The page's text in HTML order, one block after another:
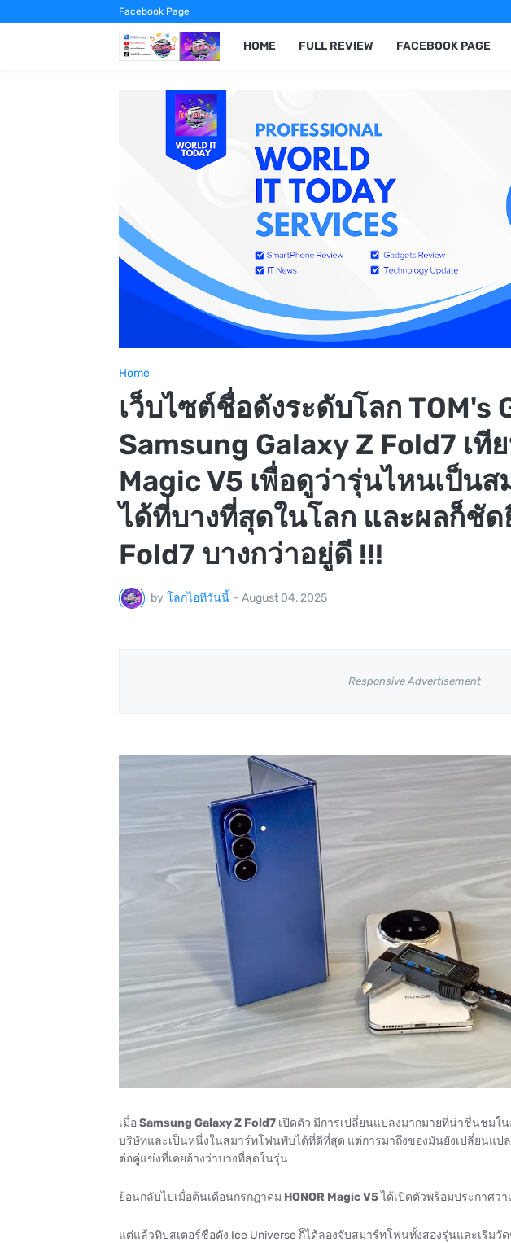
Facebook Page
HOME FULL REVIEW FACEBOOK PAGE
Home
เว็บไซต์ชื่อดังระดับโลก TOM's
Samsung Galaxy Z Fold7 เที
Magic V5 เพื่อดูว่ารุ่นไหนเป็น
ได้ที่บางที่สุดในโลก และผลก็ชัด
Fold7 บางกว่าอยู่ดี !!!
by โลกไอทีวันนี้ - August 04, 2025
Responsive Advertisement
เมื่อSamsung Galaxy Z Fold7เปิดตัว มีการเปลี่ยนแปลงมากมายที่น่าชื่นชมใ
บริษัทและเป็นหนึ่งในสมาร์ทโฟนพับได้ที่ดีที่สุด แต่การมาถึงของมันยังเปลี่ยนแป
ต่อคู่แข่งที่เคยอ้างว่าบางที่สุดในรุ่น
ย้อนกลับไปเมื่อต้นเดือนกรกฎาคม HONOR Magic V5ได้เปิดตัวพร้อมประกาศว่
แต่แล้วทิปสเตอร์ชื่อดัง Ice Universe ก็ได้ลองจับสมาร์ทโฟนทั้งสองรุ่นและเริ่ม